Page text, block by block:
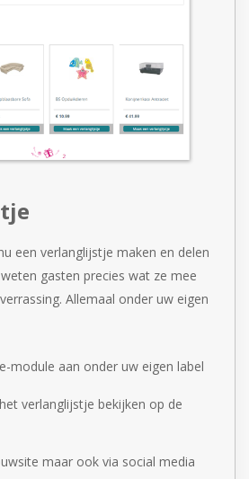
een verlanglijstje maken en delen
gasten precies wat ze mee
Allemaal onder uw eigen
module aan onder uw eigen label
verlanglijstje bekijken op de
maar ook via social media